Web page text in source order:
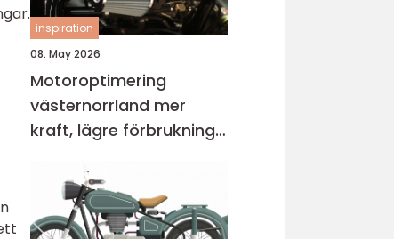
inspiration
08. May 2026
Motoroptimering
västernorrland mer
kraft, lägre förbrukning